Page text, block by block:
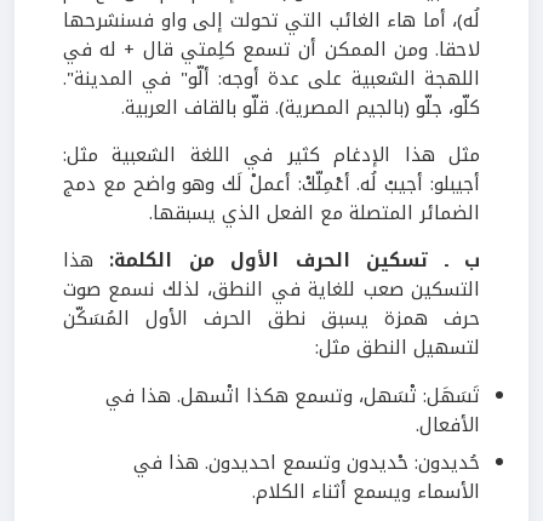
لُه)، أما هاء الغائب التي تحولت إلى واو فسنشرحها
لاحقا. ومن الممكن أن تسمع كلِمتي قال + له في
اللهجة الشعبية على عدة أوجه: ألّو" في المدينة".
كلّو، جلّو (بالجيم المصرية). قلّو بالقاف العربية.
مثل هذا الإدغام كثير في اللغة الشعبية مثل:
أجيبلو: أجيبْ لُه. أعْمِلّكْ: أعملْ لَك وهو واضح مع دمج
الضمائر المتصلة مع الفعل الذي يسبقها.
ب ـ تسكين الحرف الأول من الكلمة: هذا
التسكين صعب للغاية في النطق، لذلك نسمع صوت
حرف همزة يسبق نطق الحرف الأول المُسَكّن
لتسهيل النطق مثل:
تَسَهَل: تْسَهل، وتسمع هكذا اتْسهل. هذا في
الأفعال.
حُديدون: حْديدون وتسمع احديدون. هذا في
الأسماء ويسمع أثناء الكلام.